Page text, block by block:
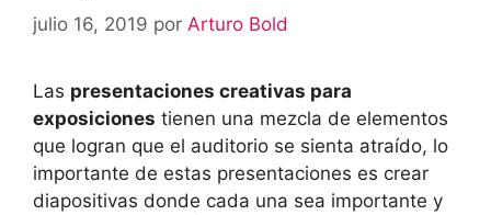
julio 16, 2019 por Arturo Bold
Las presentaciones creativas para
exposiciones tienen una mezcla de elementos
que logran que el auditorio se sienta atraído, lo
importante de estas presentaciones es crear
diapositivas donde cada una sea importante y